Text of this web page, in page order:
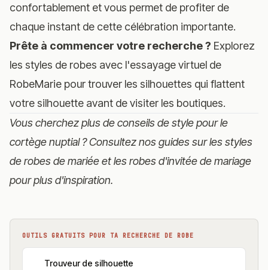
confortablement et vous permet de profiter de
chaque instant de cette célébration importante.
Prête à commencer votre recherche ? Explorez
les styles de robes avec l'essayage virtuel de
RobeMarie pour trouver les silhouettes qui flattent
votre silhouette avant de visiter les boutiques.
Vous cherchez plus de conseils de style pour le
cortège nuptial ? Consultez nos guides sur lesstyles
de robes de mariéeet lesrobes d'invitée de mariage
pour plus d'inspiration.
OUTILS GRATUITS POUR TA RECHERCHE DE ROBE
Trouveur de silhouette